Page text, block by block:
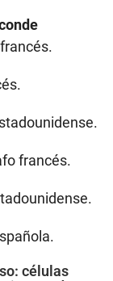
francés.
células